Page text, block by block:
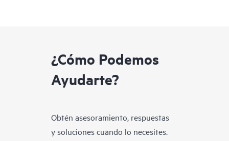
¿Cómo Podemos
Ayudarte?
Obtén asesoramiento, respuestas
y soluciones cuando lo necesites.